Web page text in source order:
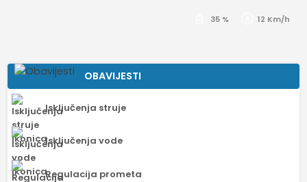
35 % 12 Km/h
OBAVIJESTI
Isključenja struje
Isključenja vode
Regulacija prometa